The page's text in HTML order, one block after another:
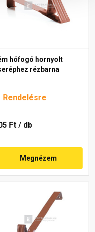
hófogó hornyolt
rézbarna
Rendelésre
Ft / db
Megnézem